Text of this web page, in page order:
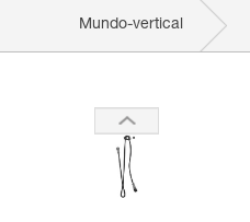
Mundo-vertical